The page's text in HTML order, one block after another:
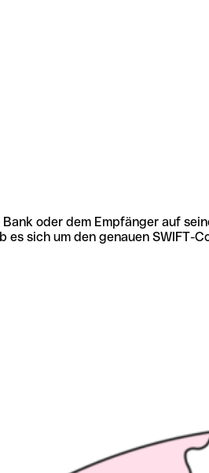
oder dem Empfänger auf
sich um den genauen SWIFT-